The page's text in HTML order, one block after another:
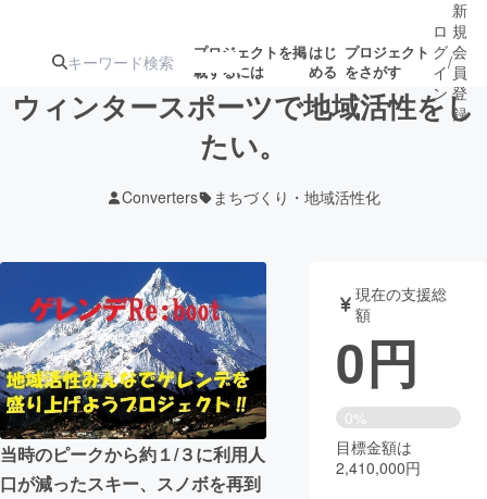
プロジェクトを掲
載するには
はじ
める
プロジェクト
をさがす
ターン
ジェクト
募集終了が近いプ
ロジェクト
アート・写真 音楽
テクノロジー・ガジェット ゲーム・サ
映像・映画 書籍・雑誌
ビジネス・起業 チャレンジ
ロ
グ
イ
ン
/
新
規
会
員
登
録
ウィンタースポーツで地域活性をし
たい。
Converters まちづくり・地域活性化
当時のピークから約１/３に利用人
口が減ったスキー、スノボを再到
現在の支援総
額
0円
0%
目標金額は
2,410,000円